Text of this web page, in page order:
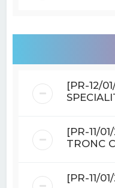
[PR-12/
[PR-11/
TRONC
[PR-11/